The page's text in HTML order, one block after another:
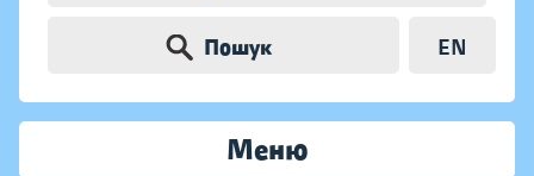
Пошук EN
Меню